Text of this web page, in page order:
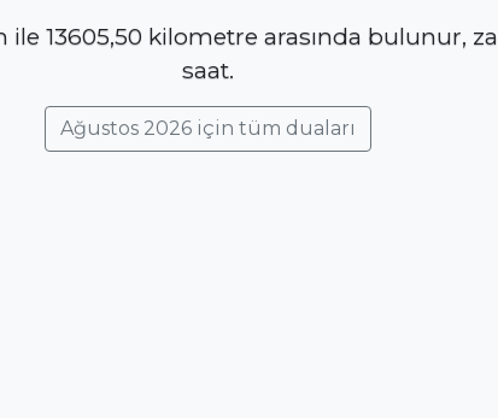
ile 13605,50 kilometre arasında bulunur,
saat.
Ağustos 2026 için tüm duaları